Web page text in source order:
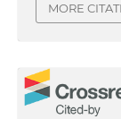
MORE